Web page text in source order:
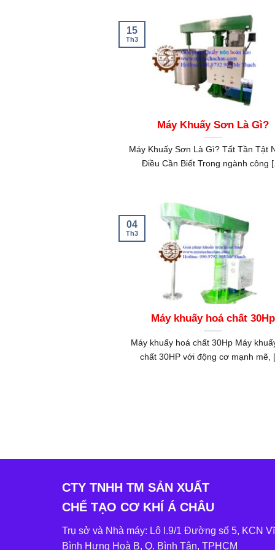
Máy Khuấy Sơn Là Gì?
Máy Khuấy Sơn Là Gì? Tất Tần Tật
Điều Cần Biết Trong ngành công
15
Th3
Máy khuấy hoá chất 30Hp
Máy khuấy hoá chất 30Hp Máy
chất 30HP với động cơ mạnh mẽ,
04
Th3
CTY TNHH TM SẢN XUẤT
CHẾ TẠO CƠ KHÍ Á CHÂU
Trụ sở và Nhà máy: Lô I.9/1 Đường số 5, KCN
Bình Hưng Hoà B, Q. Bình Tân, TPHCM